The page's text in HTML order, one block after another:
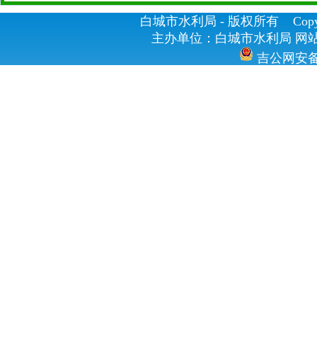
白城市水利局 - 版权所有
主办单位：白城市水利局
吉公网安